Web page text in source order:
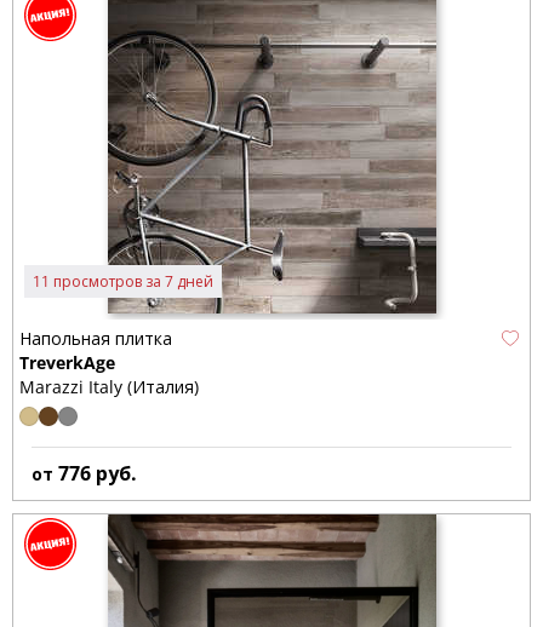
11 просмотров за 7 дней
Напольная плитка
TreverkAge
Marazzi Italy (Италия)
от 776 руб.